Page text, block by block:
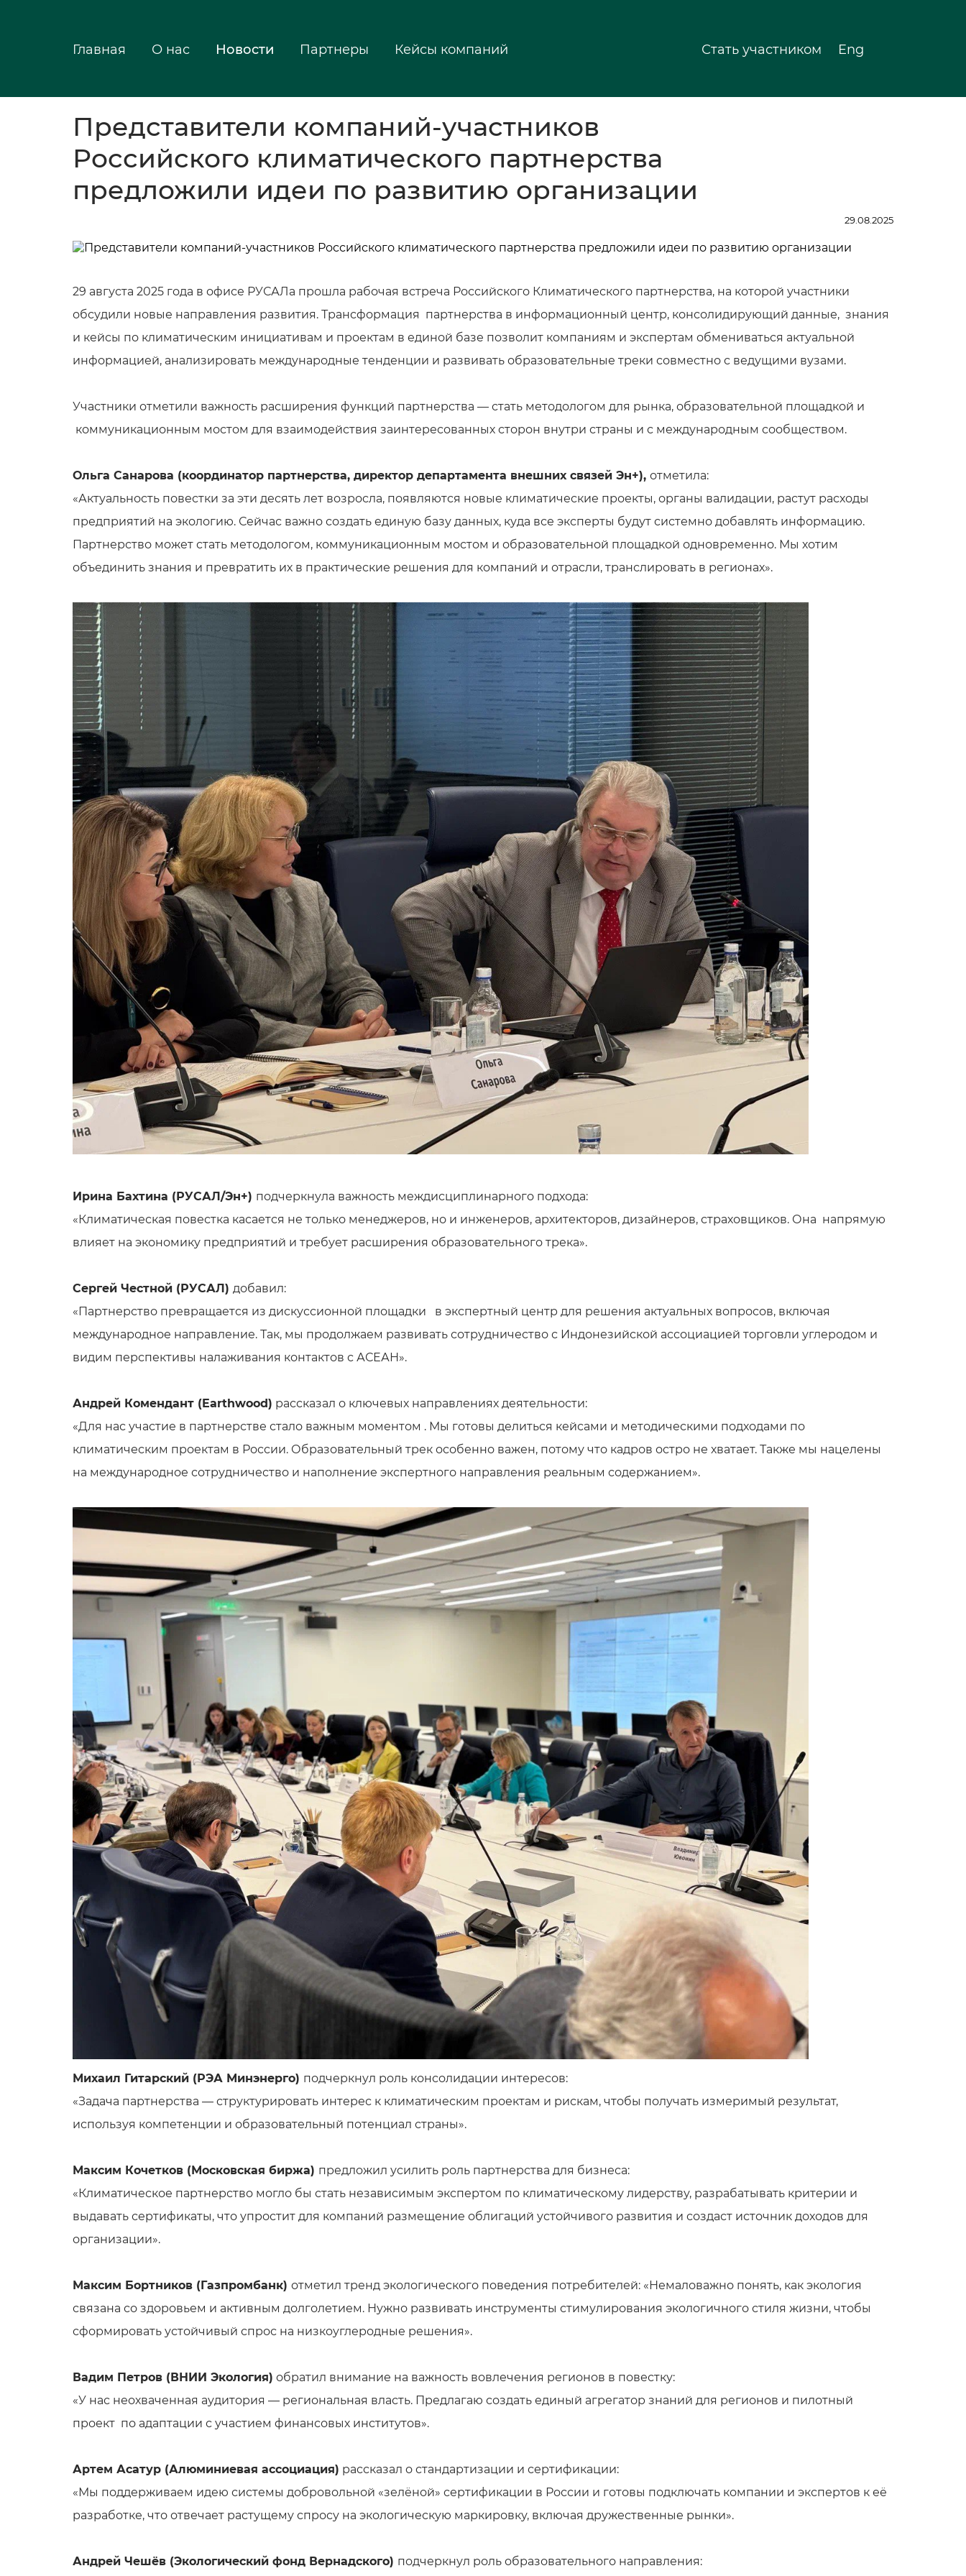
Главная О нас Новости Партнеры Кейсы компаний Стать участником Eng
Представители компаний-участников
Российского климатического партнерства
предложили идеи по развитию организации
29.08.2025
29 августа 2025 года в офисе РУСАЛа прошла рабочая встреча Российского Климатического партнерства, на которой участники
обсудили новые направления развития. Трансформация партнерства в информационный центр, консолидирующий данные, знания
и кейсы по климатическим инициативам и проектам в единой базе позволит компаниям и экспертам обмениваться актуальной
информацией, анализировать международные тенденции и развивать образовательные треки совместно с ведущими вузами.
Участники отметили важность расширения функций партнерства — стать методологом для рынка, образовательной площадкой и
коммуникационным мостом для взаимодействия заинтересованных сторон внутри страны и с международным сообществом.
Ольга Санарова (координатор партнерства, директор департамента внешних связей Эн+), отметила:
«Актуальность повестки за эти десять лет возросла, появляются новые климатические проекты, органы валидации, растут расходы
предприятий на экологию. Сейчас важно создать единую базу данных, куда все эксперты будут системно добавлять информацию.
Партнерство может стать методологом, коммуникационным мостом и образовательной площадкой одновременно. Мы хотим
объединить знания и превратить их в практические решения для компаний и отрасли, транслировать в регионах».
Ирина Бахтина (РУСАЛ/Эн+) подчеркнула важность междисциплинарного подхода:
«Климатическая повестка касается не только менеджеров, но и инженеров, архитекторов, дизайнеров, страховщиков. Она напрямую
влияет на экономику предприятий и требует расширения образовательного трека».
Сергей Честной (РУСАЛ) добавил:
«Партнерство превращается из дискуссионной площадки в экспертный центр для решения актуальных вопросов, включая
международное направление. Так, мы продолжаем развивать сотрудничество с Индонезийской ассоциацией торговли углеродом и
видим перспективы налаживания контактов с АСЕАН».
Андрей Комендант (Earthwood) рассказал о ключевых направлениях деятельности:
«Для нас участие в партнерстве стало важным моментом . Мы готовы делиться кейсами и методическими подходами по
климатическим проектам в России. Образовательный трек особенно важен, потому что кадров остро не хватает. Также мы нацелены
на международное сотрудничество и наполнение экспертного направления реальным содержанием».
Михаил Гитарский (РЭА Минэнерго) подчеркнул роль консолидации интересов:
«Задача партнерства — структурировать интерес к климатическим проектам и рискам, чтобы получать измеримый результат,
используя компетенции и образовательный потенциал страны».
Максим Кочетков (Московская биржа) предложил усилить роль партнерства для бизнеса:
«Климатическое партнерство могло бы стать независимым экспертом по климатическому лидерству, разрабатывать критерии и
выдавать сертификаты, что упростит для компаний размещение облигаций устойчивого развития и создаст источник доходов для
организации».
Максим Бортников (Газпромбанк) отметил тренд экологического поведения потребителей: «Немаловажно понять, как экология
связана со здоровьем и активным долголетием. Нужно развивать инструменты стимулирования экологичного стиля жизни, чтобы
сформировать устойчивый спрос на низкоуглеродные решения».
Вадим Петров (ВНИИ Экология) обратил внимание на важность вовлечения регионов в повестку:
«У нас неохваченная аудитория — региональная власть. Предлагаю создать единый агрегатор знаний для регионов и пилотный
проект по адаптации с участием финансовых институтов».
Артем Асатур (Алюминиевая ассоциация) рассказал о стандартизации и сертификации:
«Мы поддерживаем идею системы добровольной «зелёной» сертификации в России и готовы подключать компании и экспертов к её
разработке, что отвечает растущему спросу на экологическую маркировку, включая дружественные рынки».
Андрей Чешёв (Экологический фонд Вернадского) подчеркнул роль образовательного направления: